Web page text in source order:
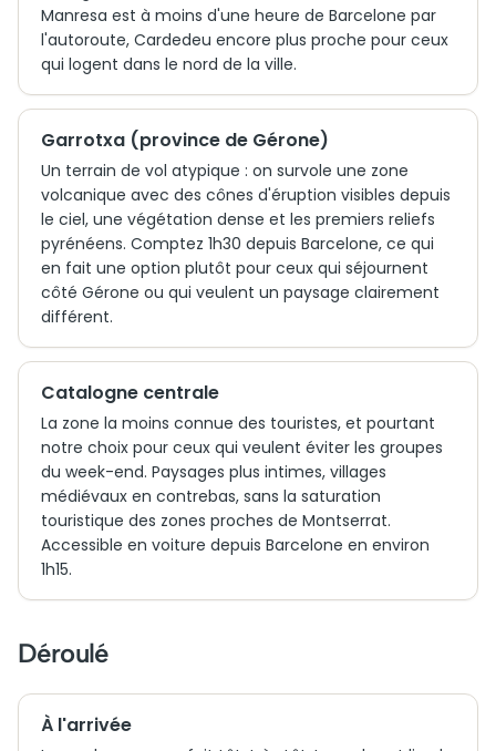
Manresa est à moins d'une heure de Barcelone par
l'autoroute, Cardedeu encore plus proche pour ceux
qui logent dans le nord de la ville.
Garrotxa (province de Gérone)
Un terrain de vol atypique : on survole une zone
volcanique avec des cônes d'éruption visibles depuis
le ciel, une végétation dense et les premiers reliefs
pyrénéens. Comptez 1h30 depuis Barcelone, ce qui
en fait une option plutôt pour ceux qui séjournent
côté Gérone ou qui veulent un paysage clairement
différent.
Catalogne centrale
La zone la moins connue des touristes, et pourtant
notre choix pour ceux qui veulent éviter les groupes
du week-end. Paysages plus intimes, villages
médiévaux en contrebas, sans la saturation
touristique des zones proches de Montserrat.
Accessible en voiture depuis Barcelone en environ
1h15.
Déroulé
À l'arrivée